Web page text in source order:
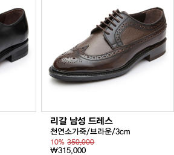
리갈 남성 드레스
천연소가죽/브라운/3cm
10%350,000
₩315,000